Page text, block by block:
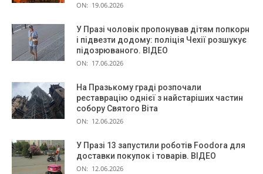
ON: 19.06.2026
У Празі чоловік пропонував дітям попкорн
і підвезти додому: поліція Чехії розшукує
підозрюваного. ВІДЕО
ON: 17.06.2026
На Празькому граді розпочали
реставрацію однієї з найстаріших частин
собору Святого Віта
ON: 12.06.2026
У Празі 13 запустили роботів Foodora для
доставки покупок і товарів. ВІДЕО
ON: 12.06.2026